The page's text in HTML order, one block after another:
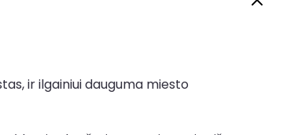
ir ilgainiui dauguma miesto